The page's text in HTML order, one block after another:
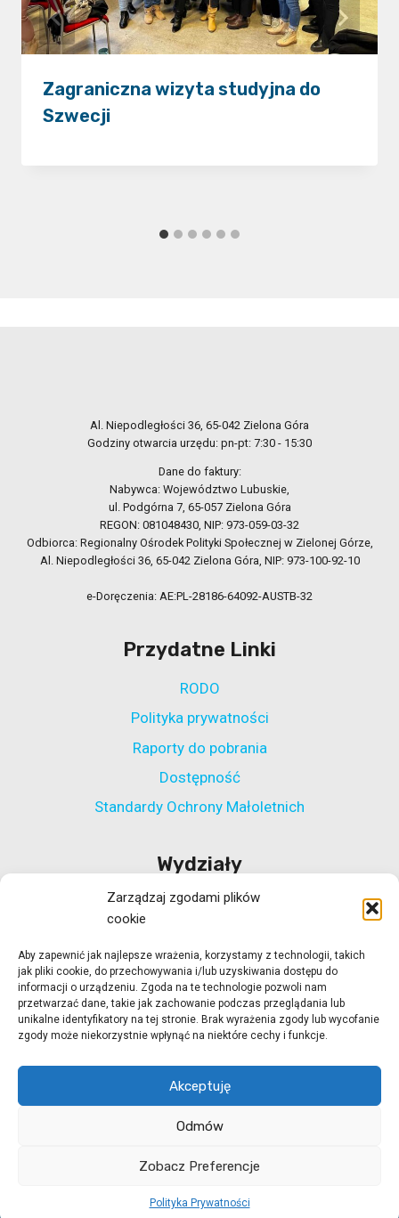
Zarządzaj zgodami plików
cookie
Aby zapewnić jak najlepsze wrażenia, korzystamy z technologii, takich
jak pliki cookie, do przechowywania i/lub uzyskiwania dostępu do
informacji o urządzeniu. Zgoda na te technologie pozwoli nam
przetwarzać dane, takie jak zachowanie podczas przeglądania lub
unikalne identyfikatory na tej stronie. Brak wyrażenia zgody lub wycofanie
zgody może niekorzystnie wpłynąć na niektóre cechy i funkcje.
Akceptuję
Odmów
Zobacz Preferencje
Polityka Prywatności
Zagraniczna wizyta studyjna do
Szwecji
Al. Niepodległości 36, 65-042 Zielona Góra
Godziny otwarcia urzędu: pn-pt: 7:30 - 15:30
Dane do faktury:
Nabywca: Województwo Lubuskie,
ul. Podgórna 7, 65-057 Zielona Góra
REGON: 081048430, NIP: 973-059-03-32
Odbiorca: Regionalny Ośrodek Polityki Społecznej w Zielonej Górze,
Al. Niepodległości 36, 65-042 Zielona Góra, NIP: 973-100-92-10
e-Doręczenia: AE:PL-28186-64092-AUSTB-32
Przydatne Linki
RODO
Polityka prywatności
Raporty do pobrania
Dostępność
Standardy Ochrony Małoletnich
Wydziały
Wydział Polityki Społecznej
Wydział ds. Rehabilitacji Zawodowej i Społecznej
Wydział Koordynacji Włączenia Społecznego
Wydział ds. Realizacji Projektów Strukturalnych
Ośrodek Adopcyjny w Zielonej Górze
Ośrodek Adopcyjny w Gorzowie Wlkp.